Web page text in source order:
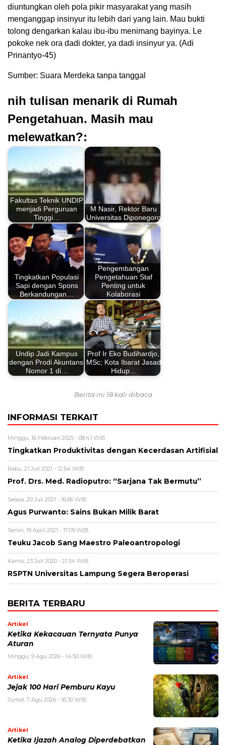
diuntungkan oleh pola pikir masyarakat yang masih
menganggap insinyur itu lebih dari yang lain. Mau bukti
tolong dengarkan kalau ibu-ibu menimang bayinya. Le
pokoke nek ora dadi dokter, ya dadi insinyur ya. (Adi
Prinantyo-45)
Sumber: Suara Merdeka tanpa tanggal
nih tulisan menarik di Rumah
Pengetahuan. Masih mau
melewatkan?:
Fakultas Teknik UNDIP
menjadi Perguruan
Tinggi…
M Nasir, Rektor Baru
Universitas Diponegoro
Tingkatkan Populasi
Sapi dengan Spons
Berkandungan…
Pengembangan
Pengetahuan Staf
Penting untuk
Kolaborasi
Undip Jadi Kampus
dengan Prodi Akuntansi
Nomor 1 di…
Prof Ir Eko Budihardjo,
MSc; Kota Ibarat Jasad
Hidup...
Berita ini 18 kali dibaca
INFORMASI TERKAIT
Minggu, 16 Februari 2025 - 08:41 WIB
Tingkatkan Produktivitas dengan Kecerdasan Artifisial
Rabu, 21 Juli 2021 - 12:54 WIB
Prof. Drs. Med. Radioputro: “Sarjana Tak Bermutu”
Selasa, 20 Juli 2021 - 16:06 WIB
Agus Purwanto: Sains Bukan Milik Barat
Senin, 19 April 2021 - 17:09 WIB
Teuku Jacob Sang Maestro Paleoantropologi
Kamis, 23 Juli 2020 - 21:34 WIB
RSPTN Universitas Lampung Segera Beroperasi
BERITA TERBARU
Artikel
Ketika Kekacauan Ternyata Punya
Aturan
Minggu, 9 Agu 2026 - 14:50 WIB
Artikel
Jejak 100 Hari Pemburu Kayu
Jumat, 7 Agu 2026 - 16:30 WIB
Artikel
Ketika Ijazah Analog Diperdebatkan